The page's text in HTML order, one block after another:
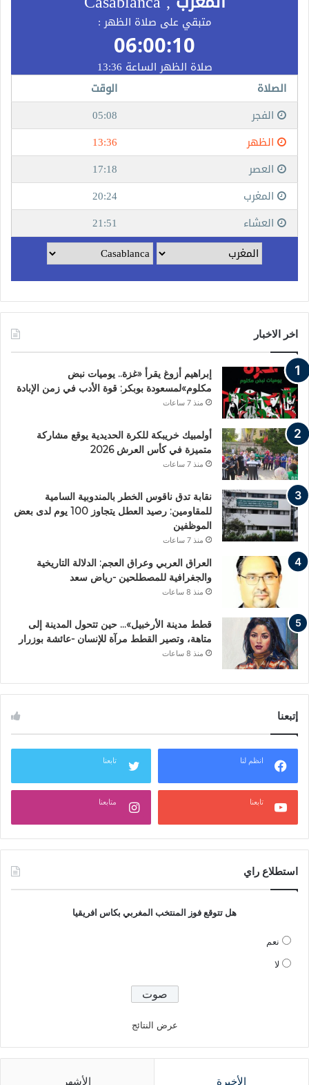
اخر الاخبار
إبراهيم أزوغ يقرأ «غزة.. يوميات نبض
مكلوم»لمسعودة بوبكر: قوة الأدب في زمن الإبادة
منذ 7 ساعات
أولمبيك خريبكة للكرة الحديدية يوقع مشاركة
متميزة في كأس العرش 2026
منذ 7 ساعات
نقابة تدق ناقوس الخطر بالمندوبية السامية
للمقاومين: رصيد العطل يتجاوز 100 يوم لدى بعض
الموظفين
منذ 7 ساعات
العراق العربي وعراق العجم: الدلالة التاريخية
والجغرافية للمصطلحين -رياض سعد
منذ 8 ساعات
قطط مدينة الأرخبيل»… حين تتحول المدينة إلى
متاهة، وتصير القطط مرآة للإنسان -عائشة بوزرار
منذ 8 ساعات
إتبعنا
انظم لنا تابعنا
تابعنا متابعنا
استطلاع راي
هل تتوقع فوز المنتخب المغربي بكاس افريقيا
نعم
لا
عرض النتائج
الأخيرة الأشهر